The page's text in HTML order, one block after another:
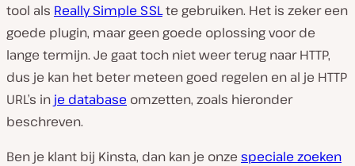
tool als Really Simple SSLte gebruiken. Het is zeker een
goede plugin, maar geen goede oplossing voor de
lange termijn. Je gaat toch niet weer terug naar HTTP,
dus je kan het beter meteen goed regelen en al je HTTP
URL’s in je database omzetten, zoals hieronder
beschreven.
Ben je klant bij Kinsta, dan kan je onze speciale zoeken